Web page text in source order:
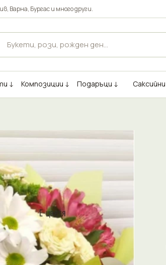
, Варна, Бургаси много други.
↓ Композиции ↓ Подаръци ↓ Саксийни